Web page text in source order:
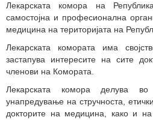
Лекарската комора на
самостојна и професионална
медицина на територијата на
Лекарската комората има
застапува интересите на сите
членови на Комората.
Лекарската комора делува
унапредување на стручноста,
докторите на медицина, како и на